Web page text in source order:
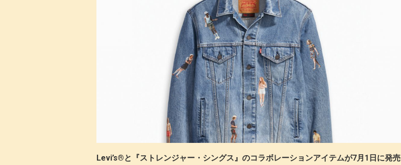
Levi’s®と『ストレンジャー・シングス』のコラボレーションアイテムが7月1日に発売